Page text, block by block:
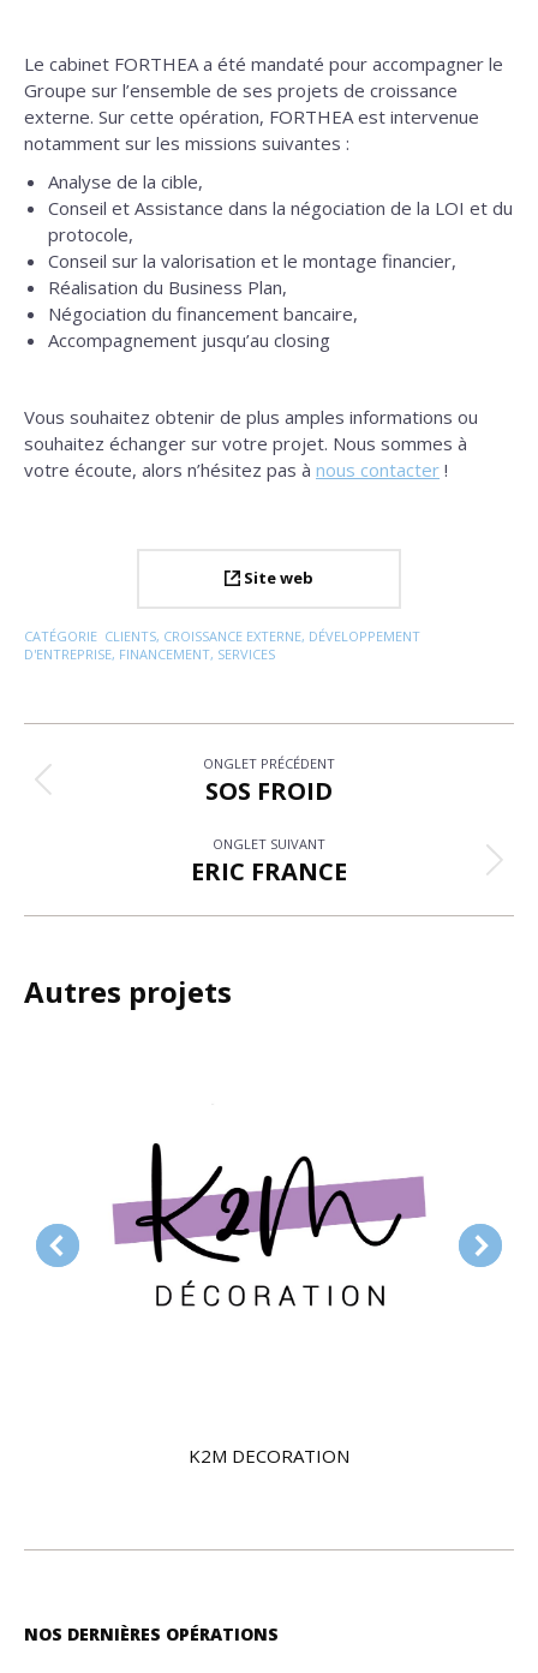
Le cabinet FORTHEA a été mandaté pour accompagner le
Groupe sur l’ensemble de ses projets de croissance
externe. Sur cette opération, FORTHEA est intervenue
notamment sur les missions suivantes :
Analyse de la cible,
Conseil et Assistance dans la négociation de la LOI et du
protocole,
Conseil sur la valorisation et le montage financier,
Réalisation du Business Plan,
Négociation du financement bancaire,
Accompagnement jusqu’au closing
Vous souhaitez obtenir de plus amples informations ou
souhaitez échanger sur votre projet. Nous sommes à
votre écoute, alors n’hésitez pas à nous contacter !
Site web
CATÉGORIE CLIENTS, CROISSANCE EXTERNE, DÉVELOPPEMENT
D'ENTREPRISE, FINANCEMENT, SERVICES
de
commentaire
ONGLET PRÉCÉDENT
Onglet
SOS FROID
ONGLET SUIVANT
Projets
ERIC FRANCE
Autres projets
K2M DECORATION
NOS DERNIÈRES OPÉRATIONS